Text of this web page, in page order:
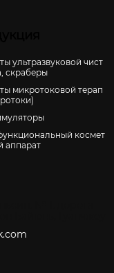
ультразвуковой чист
скраберы
микротоковой терап
космет
аппарат